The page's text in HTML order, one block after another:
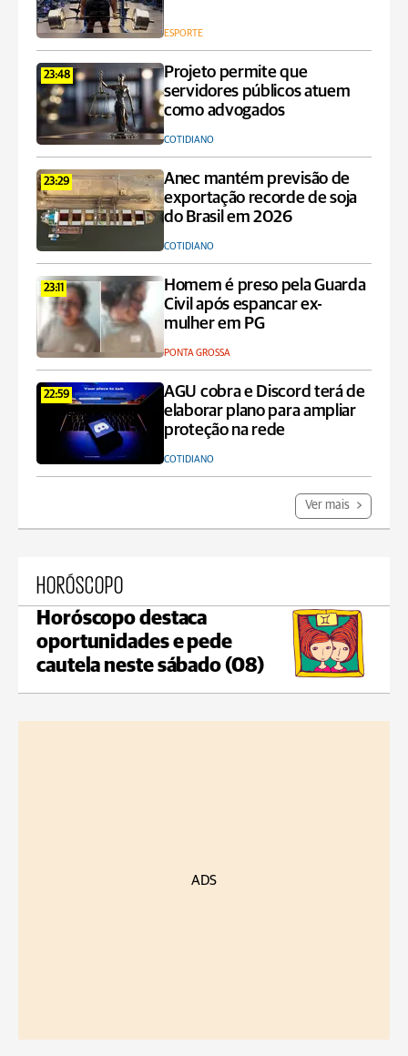
ESPORTE
23:48
Projeto permite que
servidores públicos atuem
como advogados
COTIDIANO
23:29
Anec mantém previsão de
exportação recorde de soja
do Brasil em 2026
COTIDIANO
23:11
Homem é preso pela Guarda
Civil após espancar ex-
mulher em PG
PONTA GROSSA
22:59
AGU cobra e Discord terá de
elaborar plano para ampliar
proteção na rede
COTIDIANO
Ver mais
HORÓSCOPO
Horóscopo destaca
oportunidades e pede
cautela neste sábado (08)
ADS